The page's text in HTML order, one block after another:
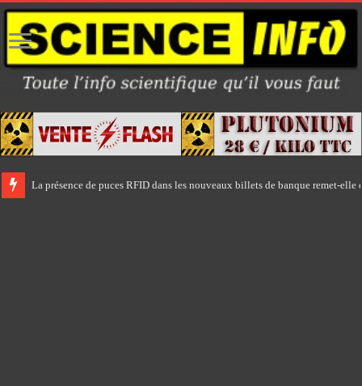
La présence de puces RFID dans les nouveaux billets de banque remet-